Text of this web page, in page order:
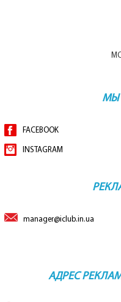
МЫ
FACEBOOK
INSTAGRAM
manager@iclub.in.ua
АДРЕС